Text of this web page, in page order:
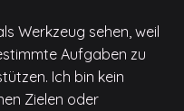
Werkzeug sehen, weil
Aufgaben zu
Ich bin kein
Zielen oder